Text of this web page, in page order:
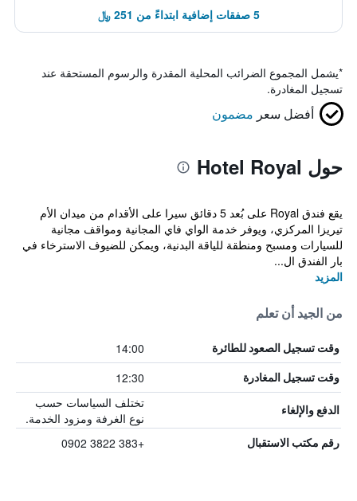
5 صفقات إضافية ابتداءً من 251 ﷼
*يشمل المجموع الضرائب المحلية المقدرة والرسوم المستحقة عند
تسجيل المغادرة.
أفضل سعر مضمون
حول Hotel Royal
يقع فندق Royal على بُعد 5 دقائق سيرا على الأقدام من ميدان الأم
تيريزا المركزي، ويوفر خدمة الواي فاي المجانية ومواقف مجانية
للسيارات ومسبح ومنطقة للياقة البدنية، ويمكن للضيوف الاسترخاء في
بار الفندق ال...
المزيد
من الجيد أن تعلم
وقت تسجيل الصعود للطائرة 14:00
وقت تسجيل المغادرة 12:30
الدفع والإلغاء
تختلف السياسات حسب
نوع الغرفة ومزود الخدمة.
رقم مكتب الاستقبال +383 3822 0902